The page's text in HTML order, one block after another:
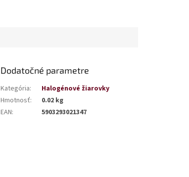
Dodatočné parametre
Kategória:
Halogénové žiarovky
Hmotnosť:
0.02 kg
EAN: 5903293021347